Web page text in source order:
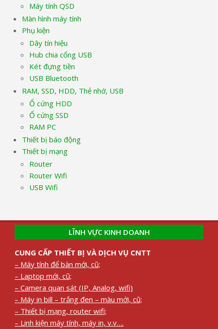
Máy tính QSD
Màn hình máy tính
Phụ kiện
Dây tín hiệu
Hub chia cổng USB
Két đựng tiền
USB Bluetooth
RAM, SSD, HDD, Thẻ nhớ, USB
Ổ cứng HDD
Ổ cứng SSD
RAM PC
Thiết bị báo động
Thiết bị mạng
Router
Router Wifi
USB Wifi
LĨNH VỰC KINH DOANH
CUNG CẤP THIẾT BỊ VÀ DỊCH VỤ CNTT
– Máy tính để bàn mới, cũ;
– Laptop mới, cũ;
– Camera quan sát (IP, Analog, wifi)
– Máy in bill – trắng đen – màu mới, cũ;
– Thiết bị mạng, router wifi;
– Linh kiện máy tính, máy in, v.v….